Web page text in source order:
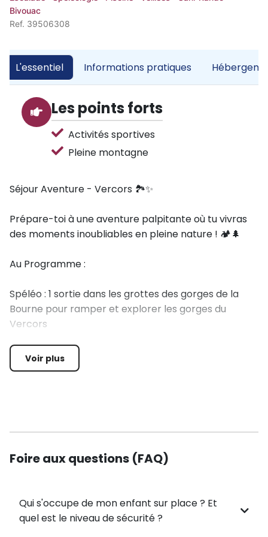
Bivouac
Ref. 39506308
L'essentiel Informations pratiques
Les points forts
Activités sportives
Pleine montagne
Séjour Aventure - Vercors 🏞️✨
Prépare-toi à une aventure palpitante où tu vivras
des moments inoubliables en pleine nature ! 🏕️🌲
Au Programme :
Spéléo : 1 sortie dans les grottes des gorges de la
Bourne pour ramper et explorer les gorges du
Vercors
Cani-rando : 1 séance avec un moniteur. Reliés à un
chien, les enfants profiteront d’une balade originale
de la Fauge.
Accrobranche : 1 sortie dans une grotte ouverte
Tir à l’arc : 1 séance sur le site fédéral de Villard de
Lans.
Voir plus
Foire aux questions (FAQ)
Qui s'occupe de mon enfant sur place ? Et
quel est le niveau de sécurité ?